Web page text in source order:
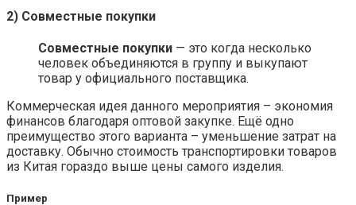
2) Совместные покупки
Совместные покупки — это когда несколько
человек объединяются в группу и выкупают
товар у официального поставщика.
Коммерческая идея данного мероприятия – экономия
финансов благодаря оптовой закупке. Ещё одно
преимущество этого варианта – уменьшение затрат на
доставку. Обычно стоимость транспортировки товаров
из Китая гораздо выше цены самого изделия.
Пример